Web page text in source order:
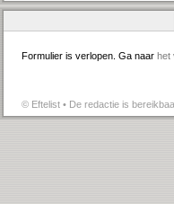
Formulier is verlopen. Ga naar het
© Eftelist • De redactie is